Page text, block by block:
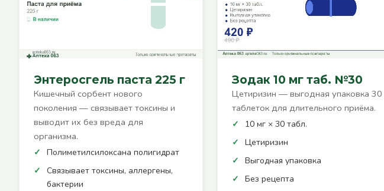
Энтеросгель паста 225 г
Кишечный сорбент нового
поколения — связывает токсины и
выводит их без вреда для
организма.
Полиметилсилоксана полигидрат
Связывает токсины, аллергены,
бактерии
Зодак 10 мг таб. №30
Цетиризин — выгодная упаковка 30
таблеток для длительного приёма.
10 мг × 30 табл.
Цетиризин
Выгодная упаковка
Без рецепта